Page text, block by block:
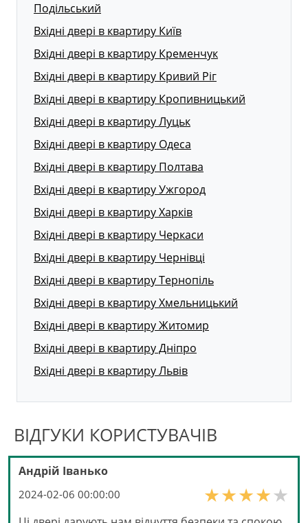
Подільський
Вхідні двері в квартиру Київ
Вхідні двері в квартиру Кременчук
Вхідні двері в квартиру Кривий Ріг
Вхідні двері в квартиру Кропивницький
Вхідні двері в квартиру Луцьк
Вхідні двері в квартиру Одеса
Вхідні двері в квартиру Полтава
Вхідні двері в квартиру Ужгород
Вхідні двері в квартиру Харків
Вхідні двері в квартиру Черкаси
Вхідні двері в квартиру Чернівці
Вхідні двері в квартиру Тернопіль
Вхідні двері в квартиру Хмельницький
Вхідні двері в квартиру Житомир
Вхідні двері в квартиру Дніпро
Вхідні двері в квартиру Львів
ВІДГУКИ КОРИСТУВАЧІВ
Андрій Іванько
2024-02-06 00:00:00